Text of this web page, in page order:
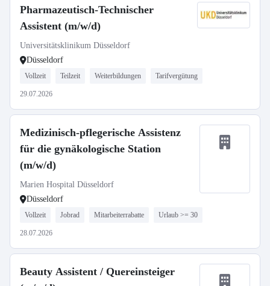
Pharmazeutisch-Technischer
Assistent (m/w/d)
Universitätsklinikum Düsseldorf
Düsseldorf
Vollzeit Teilzeit Weiterbildungen Tarifvergütung
29.07.2026
Medizinisch-pflegerische Assistenz
für die gynäkologische Station
(m/w/d)
Marien Hospital Düsseldorf
Düsseldorf
Vollzeit Jobrad Mitarbeiterrabatte Urlaub >= 30
28.07.2026
Beauty Assistent / Quereinsteiger